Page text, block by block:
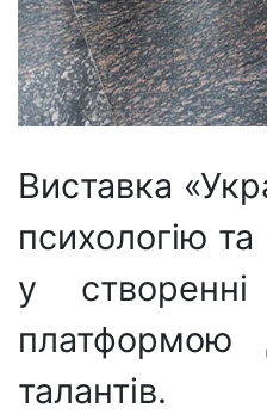
Виставка
психологію
у
платформою
талантів.